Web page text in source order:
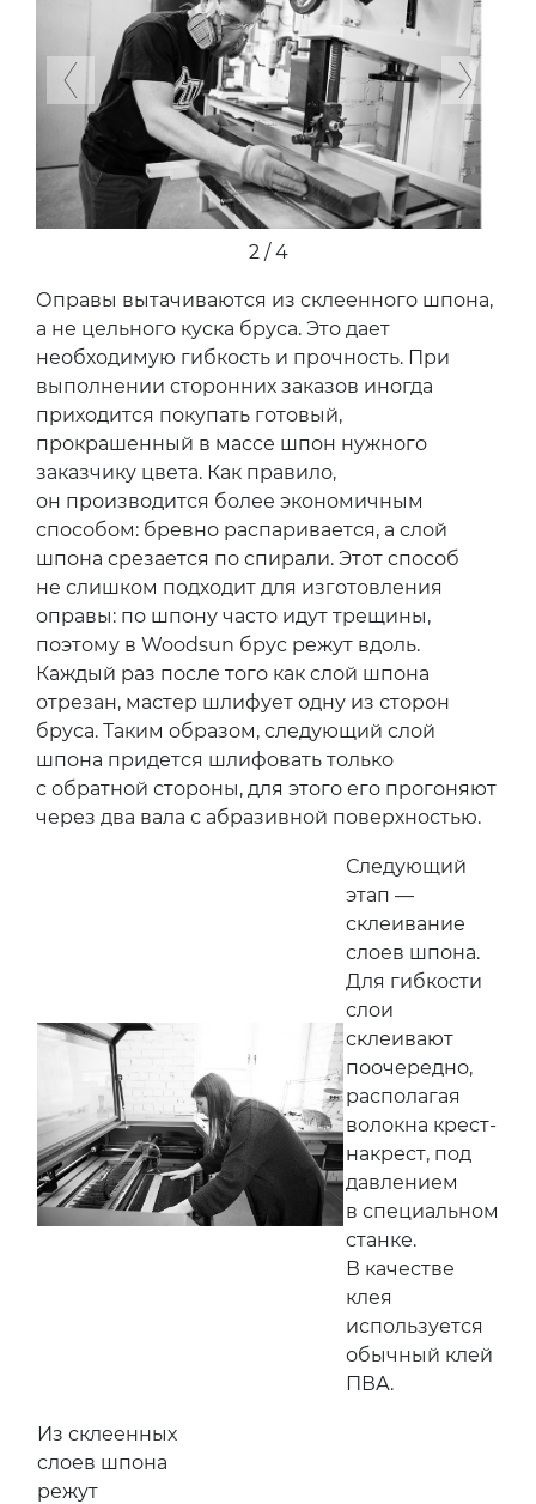
Previous
2 / 4
Оправы вытачиваются из склеенного шпона,
а не цельного куска бруса. Это дает
необходимую гибкость и прочность. При
выполнении сторонних заказов иногда
приходится покупать готовый,
прокрашенный в массе шпон нужного
заказчику цвета. Как правило,
он производится более экономичным
способом: бревно распаривается, а слой
шпона срезается по спирали. Этот способ
не слишком подходит для изготовления
оправы: по шпону часто идут трещины,
поэтому в Woodsun брус режут вдоль.
Каждый раз после того как слой шпона
отрезан, мастер шлифует одну из сторон
бруса. Таким образом, следующий слой
шпона придется шлифовать только
с обратной стороны, для этого его прогоняют
через два вала с абразивной поверхностью.
Следующий
этап —
склеивание
слоев шпона.
Для гибкости
слои
склеивают
поочередно,
располагая
волокна крест-
накрест, под
давлением
в специальном
станке.
В качестве
клея
используется
обычный клей
ПВА.
Из склеенных
слоев шпона
режут